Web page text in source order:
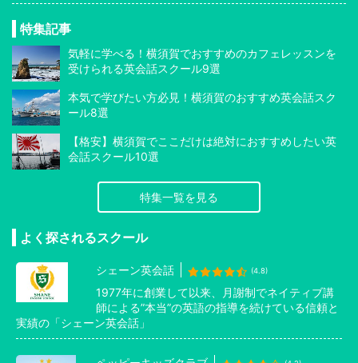
特集記事
気軽に学べる！横須賀でおすすめのカフェレッスンを
受けられる英会話スクール9選
本気で学びたい方必見！横須賀のおすすめ英会話スク
ール8選
【格安】横須賀でここだけは絶対におすすめしたい英
会話スクール10選
特集一覧を見る
よく探されるスクール
シェーン英会話 (4.8)
1977年に創業して以来、月謝制でネイティブ講
師による”本当”の英語の指導を続けている信頼と
実績の「シェーン英会話」